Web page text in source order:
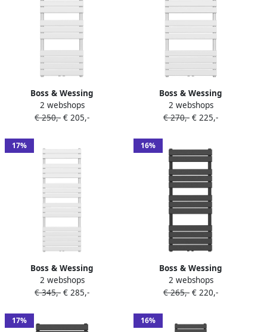
Boss & Wessing
Handdoekradiator BWS Ress
Middenaansluiting 681W
2 webshops
€ 250,- € 205,-
Boss & Wessing
Handdoekradiator BWS Ress
Middenaansluiting 681W
2 webshops
€ 270,- € 225,-
17%
Boss & Wessing
Handdoekradiator BWS Ress
Middenaansluiting 160x60
2 webshops
€ 345,- € 285,-
16%
Boss & Wessing
Handdoekradiator BWS Ress
Middenaansluiting 681W
2 webshops
€ 265,- € 220,-
17% 16%